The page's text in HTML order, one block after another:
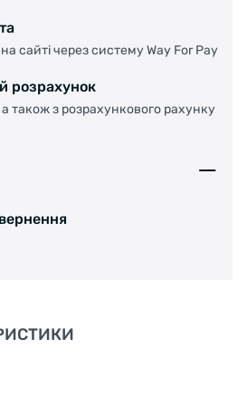
сайті через систему Way For Pay
розрахунок
а також з розрахункового рахунку